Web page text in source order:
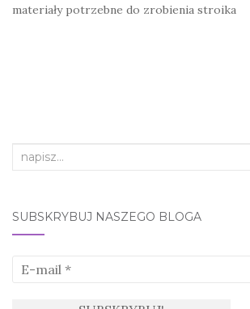
materiały potrzebne do zrobienia stroika
Search
SUBSKRYBUJ NASZEGO BLOGA